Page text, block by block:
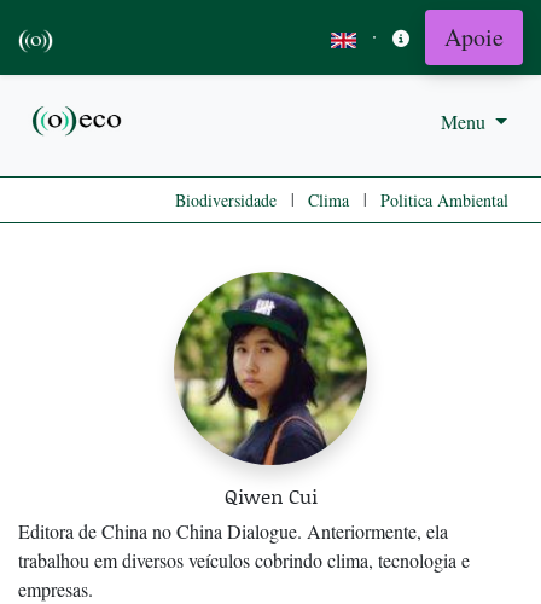
· Apoie
Menu
Biodiversidade | Clima | Politica Ambiental
Qiwen Cui
Editora de China no China Dialogue. Anteriormente, ela
trabalhou em diversos veículos cobrindo clima, tecnologia e
empresas.